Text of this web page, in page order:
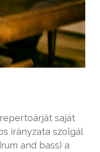
saját
irányzata szolgál
and bass) a